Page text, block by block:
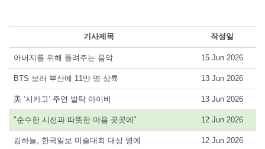
기사제목 작성일
아버지를 위해 들려주는 음악 15 Jun 2026
BTS 보러 부산에 11만 명 상륙 13 Jun 2026
美 ‘시카고’ 주연 발탁 아이비 13 Jun 2026
"순수한 시선과 따뜻한 마음 곳곳에" 12 Jun 2026
김하늘, 한국일보 미술대회 대상 영예 12 Jun 2026